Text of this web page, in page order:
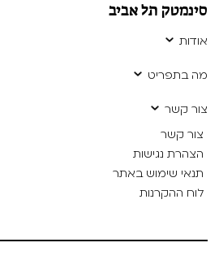
סינמטק תל אביב
אודות
מה בתפריט
צור קשר
צור קשר
הצהרת נגישות
תנאי שימוש באתר
לוח ההקרנות